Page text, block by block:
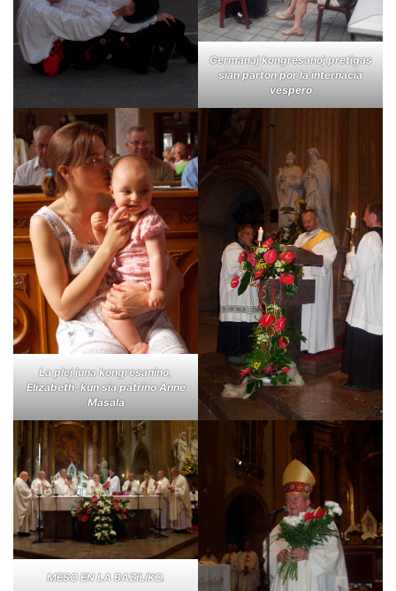
Germanaj kongresanoj pretigas
sian parton por la internacia
vespero
La plej juna kongresanino,
Elizabeth, kun sia patrino Anne
Masala
MESO EN LA BAZILIKO.